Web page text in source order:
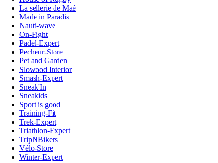
La sellerie de Maé
Made in Paradis
Nauti-wave
On-Fight
Padel-Expert
Pecheur-Store
Pet and Garden
Slowood Interior
Smash-Expert
Sneak'In
Sneakids
Sport is good
Training-Fit
Trek-Expert
Triathlon-Expert
TripNBikers
Vélo-Store
Winter-Expert